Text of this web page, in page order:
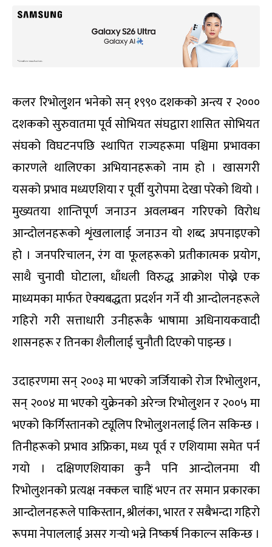
कलर रिभोलुशन भनेको सन् १९९० दशकको अन्त्य र २०००
दशकको सुरुवातमा पूर्व सोभियत संघद्वारा शासित सोभियत
संघको विघटनपछि स्थापित राज्यहरूमा पश्चिमा प्रभावका
कारणले थालिएका अभियानहरूको नाम हो । खासगरी
यसको प्रभाव मध्यएशिया र पूर्वी युरोपमा देखा परेको थियो ।
मुख्यतया शान्तिपूर्ण जनाउन अवलम्बन गरिएको विरोध
आन्दोलनहरूको शृंखलालाई जनाउन यो शब्द अपनाइएको
हो । जनपरिचालन, रंग वा फूलहरूको प्रतीकात्मक प्रयोग,
साथै चुनावी घोटाला, धाँधली विरुद्ध आक्रोश पोख्ने एक
माध्यमका मार्फत ऐक्यबद्धता प्रदर्शन गर्ने यी आन्दोलनहरूले
गहिरो गरी सत्ताधारी उनीहरूकै भाषामा अधिनायकवादी
शासनहरू र तिनका शैलीलाई चुनौती दिएको पाइन्छ ।
उदाहरणमा सन् २००३ मा भएको जर्जियाको रोज रिभोलुशन,
सन् २००४ मा भएको युक्रेनको अरेन्ज रिभोलुशन र २००५ मा
भएको किर्गिस्तानको ट्यूलिप रिभोलुशनलाई लिन सकिन्छ ।
तिनीहरूको प्रभाव अफ्रिका, मध्य पूर्व र एशियामा समेत पर्न
गयो । दक्षिणएशियाका कुनै पनि आन्दोलनमा यी
रिभोलुशनको प्रत्यक्ष नक्कल चाहिं भएन तर समान प्रकारका
आन्दोलनहरूले पाकिस्तान, श्रीलंका, भारत र सबैभन्दा गहिरो
रूपमा नेपाललाई असर गर्‍यो भन्ने निष्कर्ष निकाल्न सकिन्छ ।